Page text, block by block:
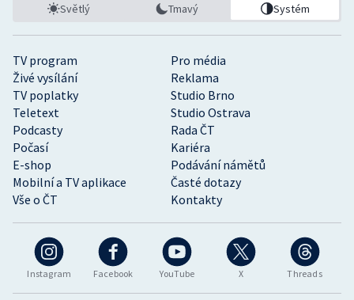
Instagram Facebook YouTube X Threads
TV program
Pro média
Živé vysílání
Reklama
TV poplatky
Studio Brno
Teletext
Studio Ostrava
Podcasty
Rada ČT
Počasí
Kariéra
E-shop
Podávání námětů
Mobilní a TV aplikace
Časté dotazy
Vše o ČT
Kontakty
Světlý Tmavý Systém